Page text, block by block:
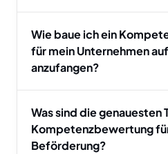
Wie baue ich ein
für mein Unternehmen
anzufangen?
Was sind die genauesten
Kompetenzbewertung
Beförderung?